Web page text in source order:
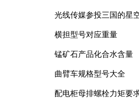
光线传媒参投三国的星
横担型号对应重量
锰矿石产品化合水含量
曲臂车规格型号大全
配电柜母排螺栓力矩要